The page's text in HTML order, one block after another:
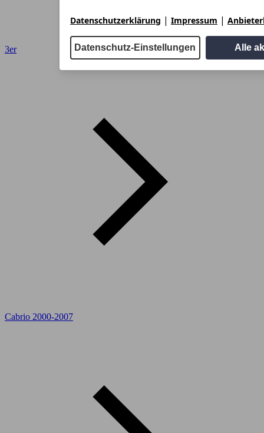
Datenschutzerklärung | Impressum |
Datenschutz-Einstellungen Alle
3er
Cabrio 2000-2007